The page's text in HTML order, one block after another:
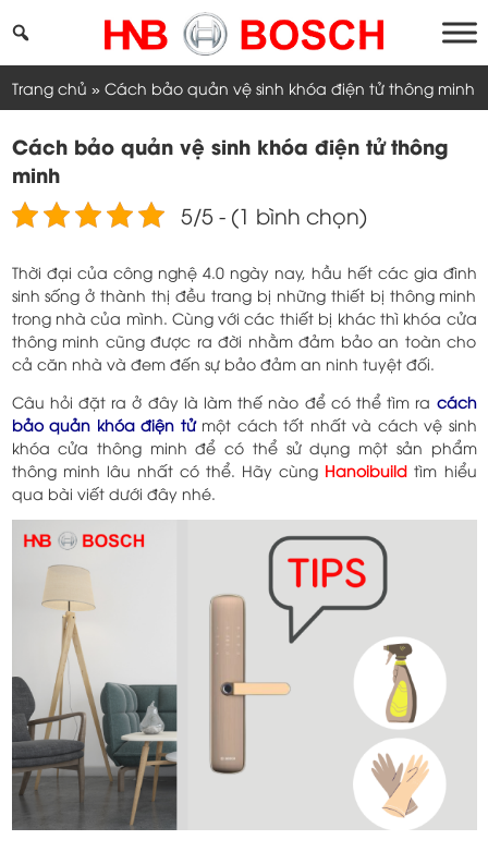
to
Trang chủ » Cách bảo quản vệ sinh khóa điện tử thông minh
Cách bảo quản vệ sinh khóa điện tử thông
minh
5/5 - (1 bình chọn)
Thời đại của công nghệ 4.0 ngày nay, hầu hết các gia đình
sinh sống ở thành thị đều trang bị những thiết bị thông minh
trong nhà của mình. Cùng với các thiết bị khác thì khóa cửa
thông minh cũng được ra đời nhằm đảm bảo an toàn cho
cả căn nhà và đem đến sự bảo đảm an ninh tuyệt đối.
Câu hỏi đặt ra ở đây là làm thế nào để có thể tìm ra cách
bảo quản khóa điện tửmột cách tốt nhất và cách vệ sinh
khóa cửa thông minh để có thể sử dụng một sản phẩm
thông minh lâu nhất có thể. Hãy cùng Hanoibuild tìm hiểu
qua bài viết dưới đây nhé.